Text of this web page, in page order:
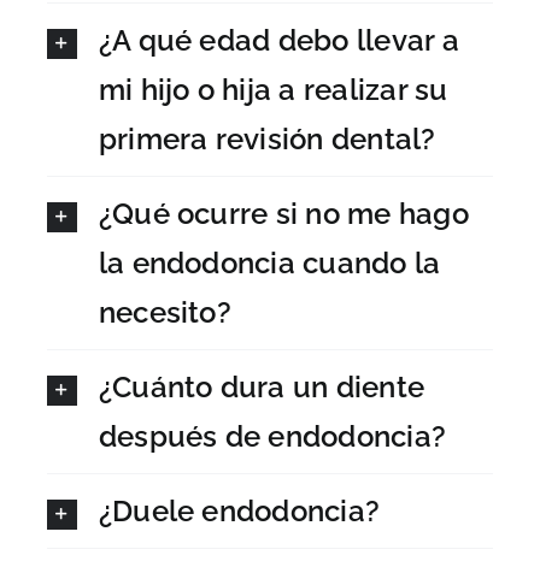
¿A qué edad debo llevar a
mi hijo o hija a realizar su
primera revisión dental?
¿Qué ocurre si no me hago
la endodoncia cuando la
necesito?
¿Cuánto dura un diente
después de endodoncia?
¿Duele endodoncia?